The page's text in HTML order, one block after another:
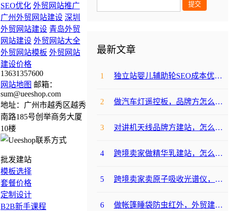
最新文章
1 独立站婴儿辅助轮SEO成本优化咋避坑？
2 做汽车灯遥控板，品牌方怎么选平台避坑？
3 对讲机天线品牌方建站，怎么降低成本啊？
4 跨境卖家做精华乳建站，怎么选合适提升转化？
5 跨境卖家卖原子吸收光谱仪，选哪个建站平台合适？
6 做帐篷睡袋防虫红外，外贸建站平台哪个合适？
SEO优化 外贸网站推广
广州外贸网站建设 深圳
外贸网站建设 青岛外贸
网站建设 外贸网站大全
外贸网站模板 外贸网站
建设价格
13631357600
网站地图 邮箱：
sum@ueeshop.com
地址：广州市越秀区越秀
南路185号创举商务大厦
10楼
批发建站
模板选择
套餐价格
定制设计
B2B新手课程